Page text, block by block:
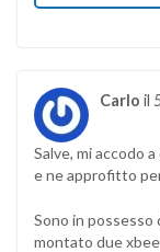
Carlo il
Salve, mi accodo
e ne approfitto
Sono in possesso
montato due